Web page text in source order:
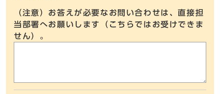
（注意）お答えが必要なお問い合わせは、直接担
当部署へお願いします（こちらではお受けできま
せん）。